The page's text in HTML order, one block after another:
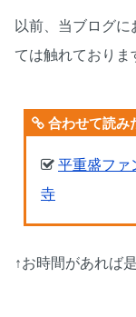
以前、当ブログ
ては触れておりま
合わせて読み
平重盛ファ
寺
↑お時間があれば